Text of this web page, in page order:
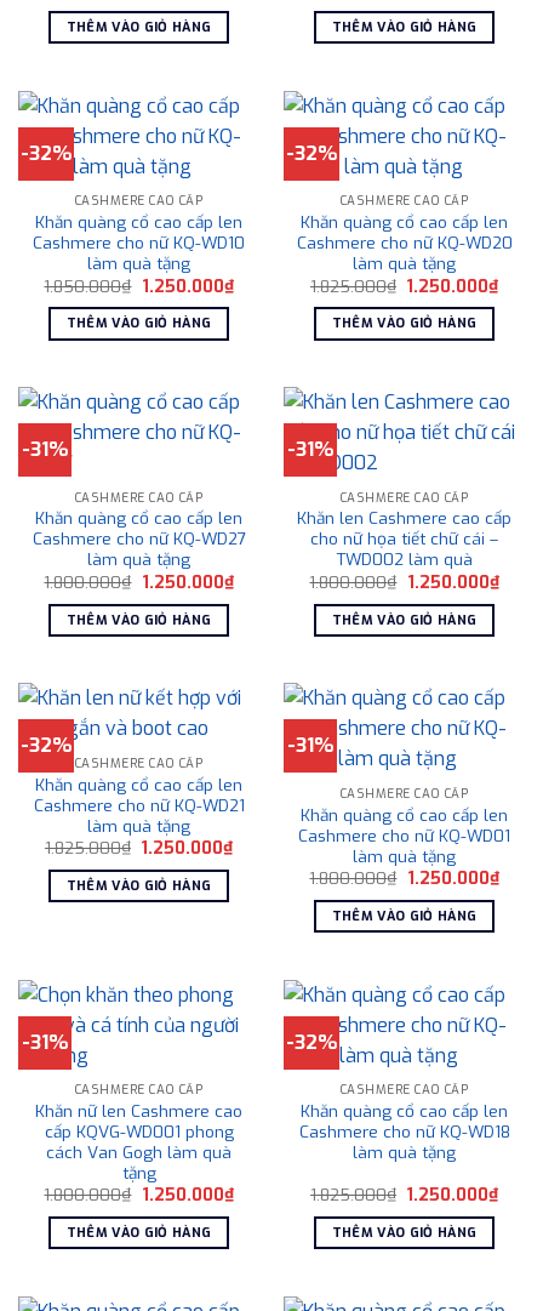
là:
1.800.000₫.
1.250.000₫.
THÊM VÀO GIỎ HÀNG là:
1.800.000₫.
THÊM VÀO GIỎ HÀNG
-32%
CASHMERE CAO CẤP
Khăn quàng cổ cao cấp len
Cashmere cho nữ KQ-WD10
làm quà tặng
1.850.000₫ Giá
là:
1.850.000₫.
1.250.000₫Giá
hiện
1.250.000₫.
THÊM VÀO GIỎ HÀNG
-32%
CASHMERE CAO CẤP
Khăn quàng cổ cao cấp len
Cashmere cho nữ KQ-WD20
làm quà tặng
1.825.000₫ Giá
là:
1.825.000₫.
1.250.000₫Giá
hiện
THÊM VÀO GIỎ HÀNG
-31%
CASHMERE CAO CẤP
Khăn quàng cổ cao cấp len
Cashmere cho nữ KQ-WD27
làm quà tặng
1.800.000₫ Giá
là:
1.800.000₫.
1.250.000₫Giá
hiện
1.250.000₫.
THÊM VÀO GIỎ HÀNG
-31%
CASHMERE CAO CẤP
Khăn len Cashmere cao cấp
cho nữ họa tiết chữ cái –
TWD002 làm quà
1.800.000₫ Giá
là:
1.800.000₫.
1.250.000₫Giá
hiện
THÊM VÀO GIỎ HÀNG
-32%
CASHMERE CAO CẤP
Khăn quàng cổ cao cấp len
Cashmere cho nữ KQ-WD21
làm quà tặng
1.825.000₫ Giá
là:
1.825.000₫.
1.250.000₫Giá
hiện
1.250.000₫.
THÊM VÀO GIỎ HÀNG
-31%
CASHMERE CAO CẤP
Khăn quàng cổ cao cấp len
Cashmere cho nữ KQ-WD01
làm quà tặng
1.800.000₫ Giá
là:
1.800.000₫.
1.250.000₫Giá
hiện
THÊM VÀO GIỎ HÀNG
-31%
CASHMERE CAO CẤP
Khăn nữ len Cashmere cao
cấp KQVG-WD001 phong
cách Van Gogh làm quà
tặng
1.800.000₫ Giá
là:
1.800.000₫.
1.250.000₫Giá
THÊM VÀO GIỎ HÀNG
-32%
CASHMERE CAO CẤP
Khăn quàng cổ cao cấp len
Cashmere cho nữ KQ-WD18
làm quà tặng
1.825.000₫ Giá
là:
1.825.000₫.
1.250.000₫Giá
THÊM VÀO GIỎ HÀNG